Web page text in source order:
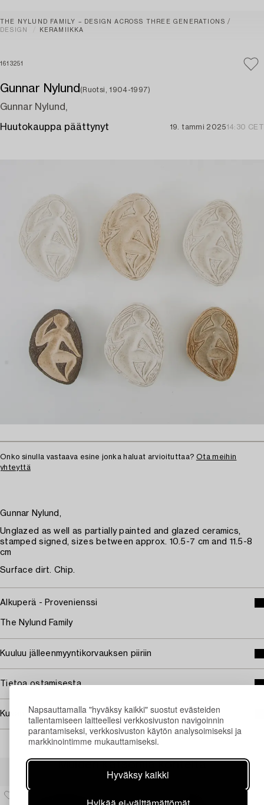
Napsauttamalla "hyväksy kaikki" suostut evästeiden
tallentamiseen laitteellesi verkkosivuston navigoinnin
parantamiseksi, verkkosivuston käytön analysoimiseksi ja
markkinointimme mukauttamiseksi.
Hyväksy kaikki
THE NYLUND FAMILY – DESIGN ACROSS THREE GENERATIONS
DESIGN
KERAMIIKKA
1613251
Gunnar Nylund (Ruotsi, 1904-1997)
Gunnar Nylund,
Huutokauppa päättynyt 19. tammi 202514:30 CET
Onko sinulla vastaava esine jonka haluat arvioituttaa? Ota meihin
yhteyttä
Gunnar Nylund,
Unglazed as well as partially painted and glazed ceramics,
stamped signed, sizes between approx. 10.5-7 cm and 11.5-8
cm
Surface dirt. Chip.
Alkuperä - Provenienssi
The Nylund Family
Kuuluu jälleenmyyntikorvauksen piiriin
Tietoa ostamisesta
Kuvan käyttöoikeudet